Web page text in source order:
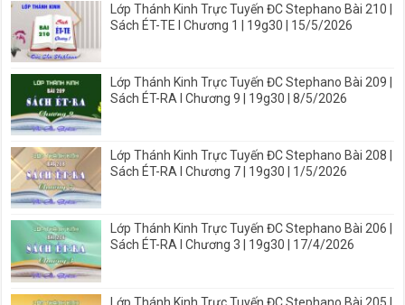
Lớp Thánh Kinh Trực Tuyến ĐC Stephano Bài 210 |
Sách ÉT-TE I Chương 1 | 19g30 | 15/5/2026
Lớp Thánh Kinh Trực Tuyến ĐC Stephano Bài 209 |
Sách ÉT-RA I Chương 9 | 19g30 | 8/5/2026
Lớp Thánh Kinh Trực Tuyến ĐC Stephano Bài 208 |
Sách ÉT-RA I Chương 7 | 19g30 | 1/5/2026
Lớp Thánh Kinh Trực Tuyến ĐC Stephano Bài 206 |
Sách ÉT-RA I Chương 3 | 19g30 | 17/4/2026
Lớp Thánh Kinh Trực Tuyến ĐC Stephano Bài 205 |